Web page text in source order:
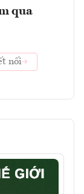
qua
nối